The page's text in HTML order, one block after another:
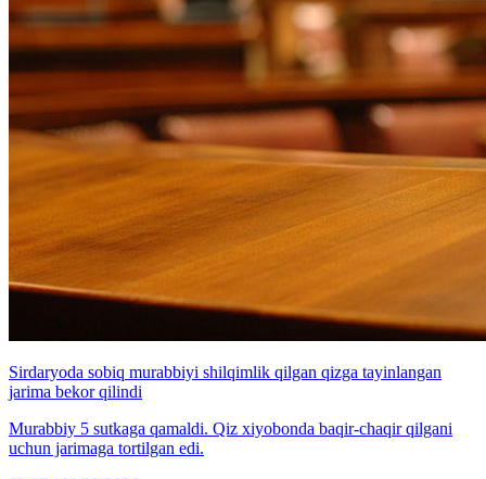
Sirdaryoda sobiq murabbiyi shilqimlik qilgan qizga tayinlangan
jarima bekor qilindi
Murabbiy 5 sutkaga qamaldi. Qiz xiyobonda baqir-chaqir qilgani
uchun jarimaga tortilgan edi.